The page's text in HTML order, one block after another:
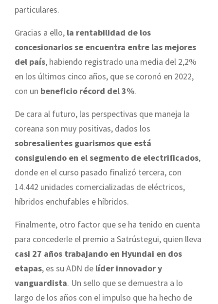
particulares.
Gracias a ello, la rentabilidad de los
concesionarios se encuentra entre las mejores
del país, habiendo registrado una media del 2,2%
en los últimos cinco años, que se coronó en 2022,
con un beneficio récord del 3%.
De cara al futuro, las perspectivas que maneja la
coreana son muy positivas, dados los
sobresalientes guarismos que está
consiguiendo en el segmento de electrificados,
donde en el curso pasado finalizó tercera, con
14.442 unidades comercializadas de eléctricos,
híbridos enchufables e híbridos.
Finalmente, otro factor que se ha tenido en cuenta
para concederle el premio a Satrústegui, quien lleva
casi 27 años trabajando en Hyundai en dos
etapas, es su ADN de líder innovador y
vanguardista. Un sello que se demuestra a lo
largo de los años con el impulso que ha hecho de